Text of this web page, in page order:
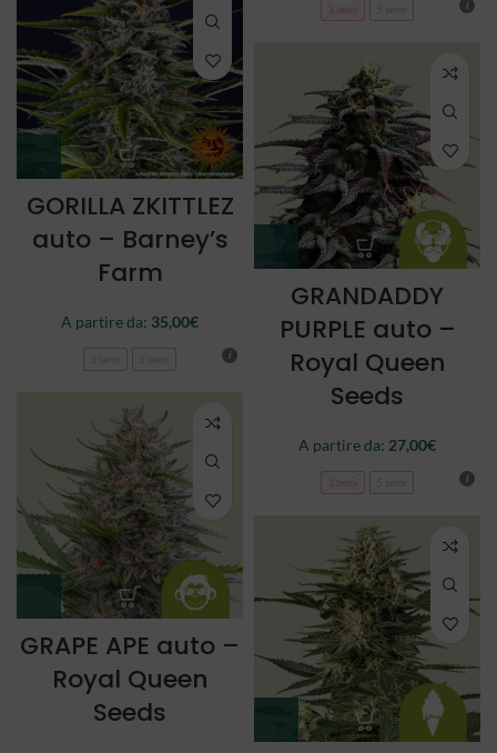
3 semi
GORILLA ZKITTLEZ
auto – Barney’s
Farm
A partire da: 35,00€
GRANDADDY
PURPLE auto –
Royal Queen
Seeds
A partire da: 27,00€
3 semi
GRAPE APE auto –
Royal Queen
Seeds